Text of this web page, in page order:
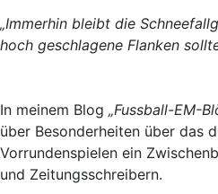
„Immerhin bleibt die
hoch geschlagene Flanken
In meinem Blog „Fussball-EM-
über Besonderheiten über das
Vorrundenspielen ein
und Zeitungsschreibern.